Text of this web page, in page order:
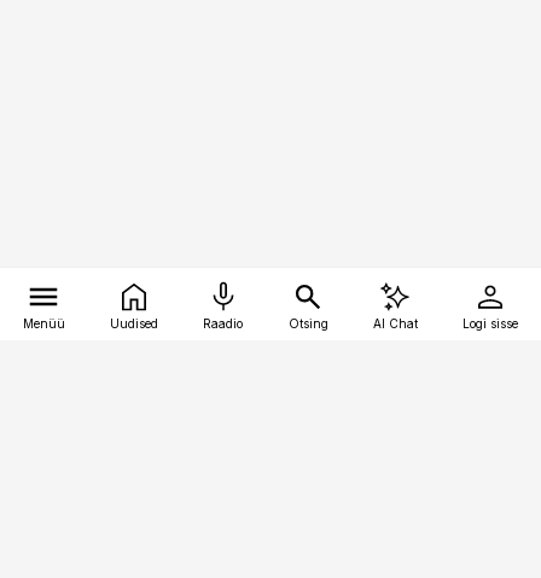
Menüü Uudised Raadio Otsing AI Chat Logi sisse